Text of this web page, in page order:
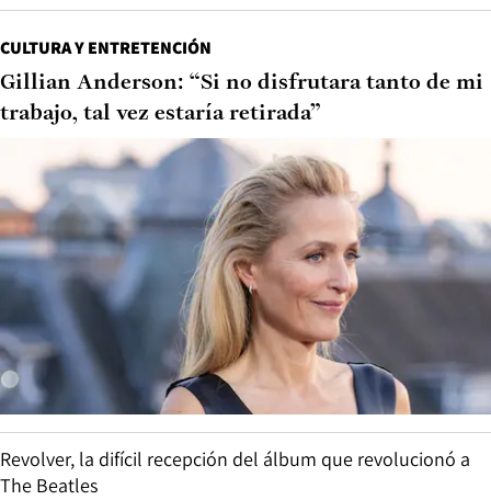
CULTURA Y ENTRETENCIÓN
Gillian Anderson: “Si no disfrutara tanto de mi
trabajo, tal vez estaría retirada”
Revolver, la difícil recepción del álbum que revolucionó a
The Beatles